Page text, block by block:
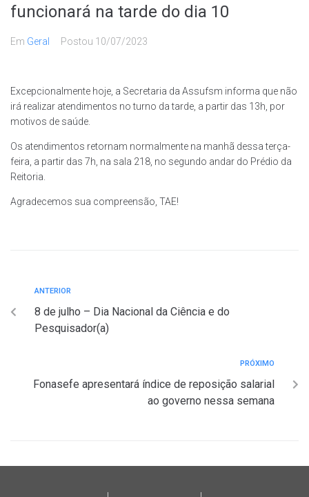
funcionará na tarde do dia 10
Em Geral Postou 10/07/2023
Excepcionalmente hoje, a Secretaria da Assufsm informa que não
irá realizar atendimentos no turno da tarde, a partir das 13h, por
motivos de saúde.
Os atendimentos retornam normalmente na manhã dessa terça-
feira, a partir das 7h, na sala 218, no segundo andar do Prédio da
Reitoria.
Agradecemos sua compreensão, TAE!
ANTERIOR
8 de julho – Dia Nacional da Ciência e do
Pesquisador(a)
PRÓXIMO
Fonasefe apresentará índice de reposição salarial
ao governo nessa semana